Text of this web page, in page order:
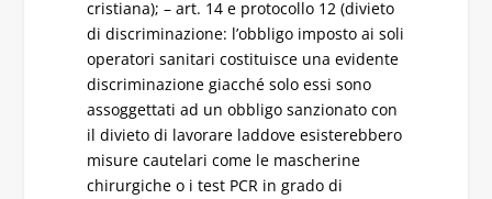
cristiana); – art. 14 e protocollo 12 (divieto
di discriminazione: l’obbligo imposto ai soli
operatori sanitari costituisce una evidente
discriminazione giacché solo essi sono
assoggettati ad un obbligo sanzionato con
il divieto di lavorare laddove esisterebbero
misure cautelari come le mascherine
chirurgiche o i test PCR in grado di